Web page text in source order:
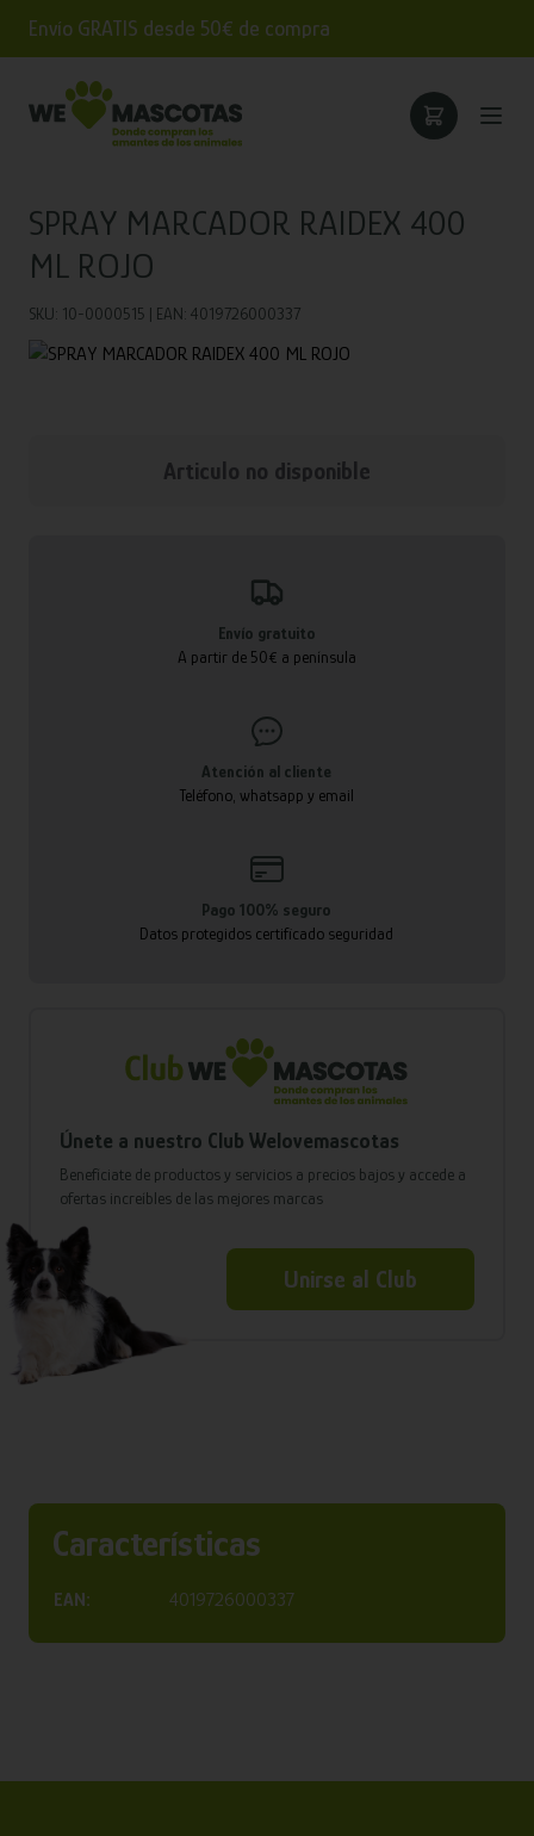
Envío GRATIS desde 50€ de compra
SPRAY MARCADOR RAIDEX 400
ML ROJO
SKU: 10-0000515 | EAN: 4019726000337
Articulo no disponible
Envío gratuito
A partir de 50€ a península
Atención al cliente
Teléfono, whatsapp y email
Pago 100% seguro
Datos protegidos certificado seguridad
Únete a nuestro Club Welovemascotas
Benefíciate de productos y servicios a precios bajos y accede a
ofertas increíbles de las mejores marcas
Unirse al Club
Características
EAN: 4019726000337